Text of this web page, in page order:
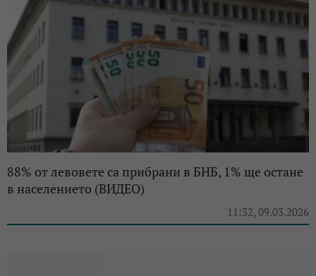
88% от левовете са прибрани в БНБ, 1% ще остане
в населението (ВИДЕО)
11:32, 09.03.2026